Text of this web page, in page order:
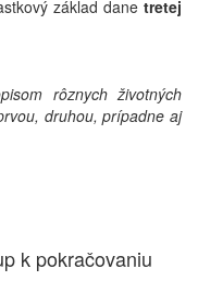
základ dane tretej
rôznych životných
druhou, prípadne aj
k pokračovaniu